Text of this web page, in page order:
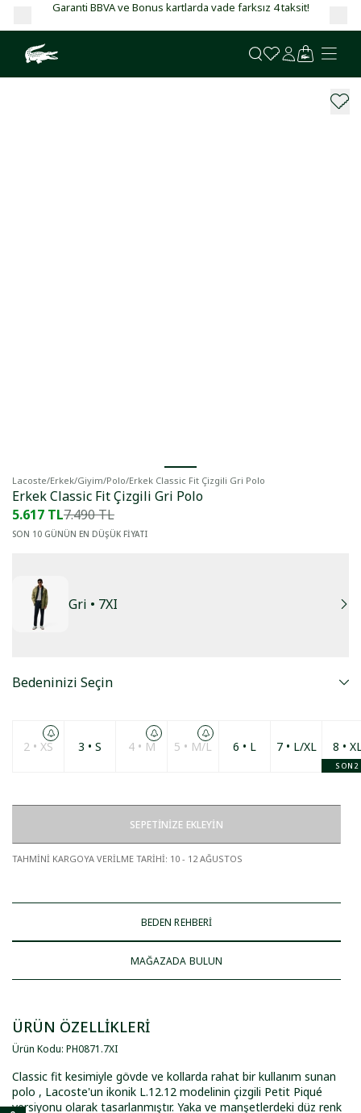
Garanti BBVA ve Bonus kartlarda vade farksız 4 taksit!
Lacoste/Erkek/Giyim/Polo/Erkek Classic Fit Çizgili Gri Polo
Erkek Classic Fit Çizgili Gri Polo
5.617 TL7.490 TL
SON 10 GÜNÜN EN DÜŞÜK FİYATI
Gri • 7XI
Bedeninizi Seçin
2 • XS 3 • S 4 • M 5 • M/L 6 • L 7 • L/XL 8 •
SON 2
SEPETİNİZE EKLEYİN
TAHMİNİ KARGOYA VERİLME TARİHİ: 10 - 12 AĞUSTOS
BEDEN REHBERİ
MAĞAZADA BULUN
ÜRÜN ÖZELLİKLERİ
Ürün Kodu: PH0871 .7XI
Classic fit kesimiyle gövde ve kollarda rahat bir kullanım sunan
polo , Lacoste'un ikonik L.12.12 modelinin çizgili Petit Piqué
versiyonu olarak tasarlanmıştır. Yaka ve manşetlerdeki düz renk